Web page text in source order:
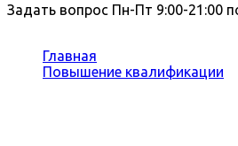
Задать вопрос Пн-Пт 9:00-21:00
Главная
Повышение квалификации